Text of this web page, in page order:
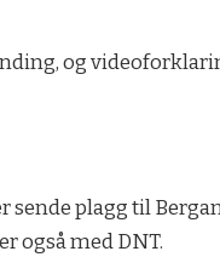
og
plagg til
også med DNT.